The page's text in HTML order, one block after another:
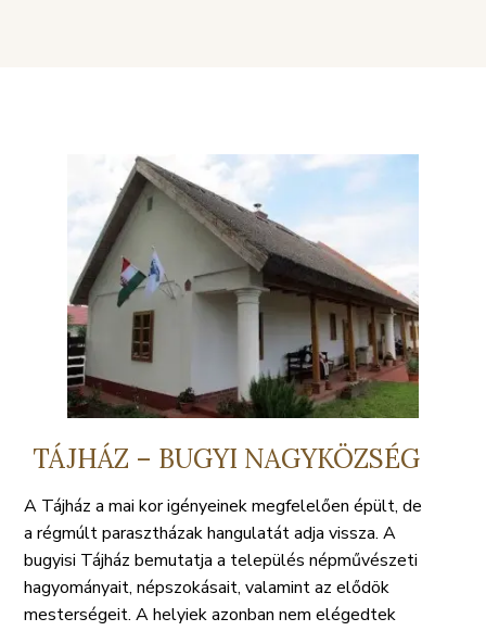
TÁJHÁZ – BUGYI NAGYKÖZSÉG
A Tájház a mai kor igényeinek megfelelően épült, de
a régmúlt parasztházak hangulatát adja vissza. A
bugyisi Tájház bemutatja a település népművészeti
hagyományait, népszokásait, valamint az elődök
mesterségeit. A helyiek azonban nem elégedtek